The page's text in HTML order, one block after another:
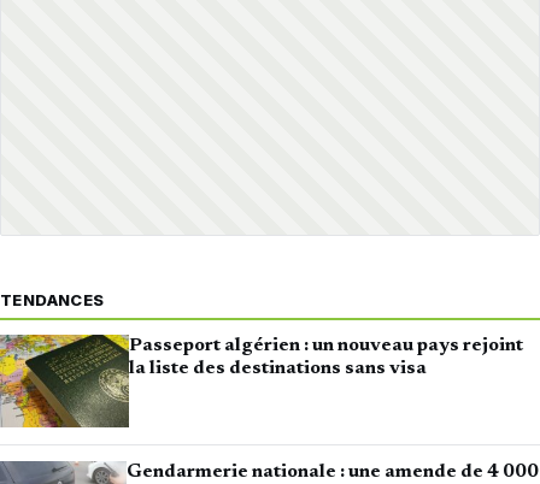
TENDANCES
Passeport algérien : un nouveau pays rejoint
la liste des destinations sans visa
Gendarmerie nationale : une amende de 4 000